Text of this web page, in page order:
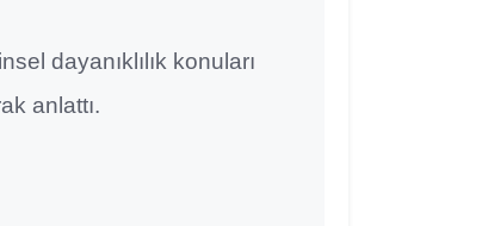
dayanıklılık konuları
anlattı.